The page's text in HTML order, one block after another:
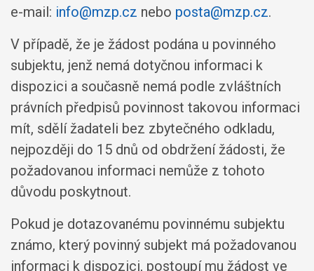
e-mail: info@mzp.cz nebo posta@mzp.cz.
V případě, že je žádost podána u povinného
subjektu, jenž nemá dotyčnou informaci k
dispozici a současně nemá podle zvláštních
právních předpisů povinnost takovou informaci
mít, sdělí žadateli bez zbytečného odkladu,
nejpozději do 15 dnů od obdržení žádosti, že
požadovanou informaci nemůže z tohoto
důvodu poskytnout.
Pokud je dotazovanému povinnému subjektu
známo, který povinný subjekt má požadovanou
informaci k dispozici, postoupí mu žádost ve